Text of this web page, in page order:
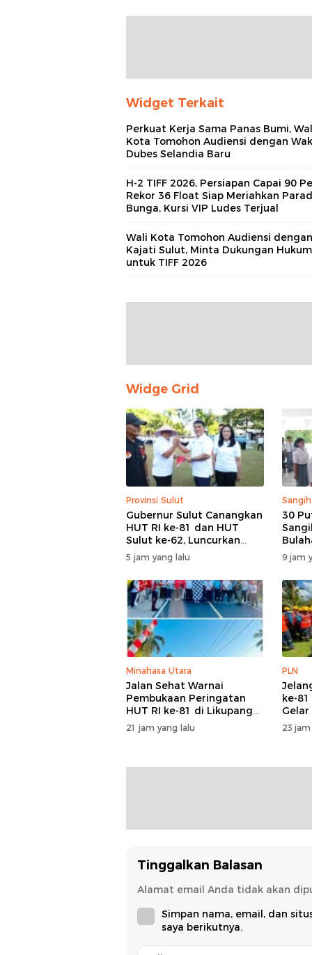
Widget Terkait
Perkuat Kerja Sama Panas Bumi,
Kota Tomohon Audiensi dengan
Dubes Selandia Baru
H-2 TIFF 2026, Persiapan Capai 90
Rekor 36 Float Siap Meriahkan
Bunga, Kursi VIP Ludes Terjual
Wali Kota Tomohon Audiensi dengan
Kajati Sulut, Minta Dukungan Hukum
untuk TIFF 2026
Widge Grid
Provinsi Sulut
Gubernur Sulut Canangkan
HUT RI ke-81 dan HUT
Sulut ke-62, Luncurkan
Program Keringanan Pajak
dan Penanaman 2.051
Bibit Kelapa
5 jam yang lalu
30
Hari
Tapi
9 jam
Minahasa Utara
Jalan Sehat Warnai
Pembukaan Peringatan
HUT RI ke-81 di Likupang
Barat
21 jam yang lalu
PLN
ke-81
23
Tinggalkan Balasan
Alamat email Anda tidak akan
Simpan nama, email, dan
saya berikutnya.